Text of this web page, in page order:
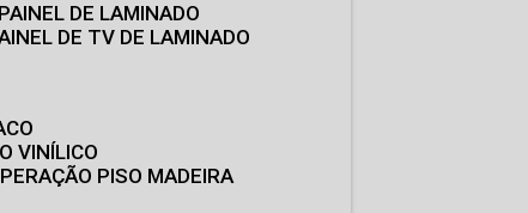
PAINEL DE LAMINADO
DE TV DE LAMINADO
VINÍLICO
PISO MADEIRA